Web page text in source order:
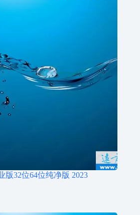
版32位64位纯净版 2023